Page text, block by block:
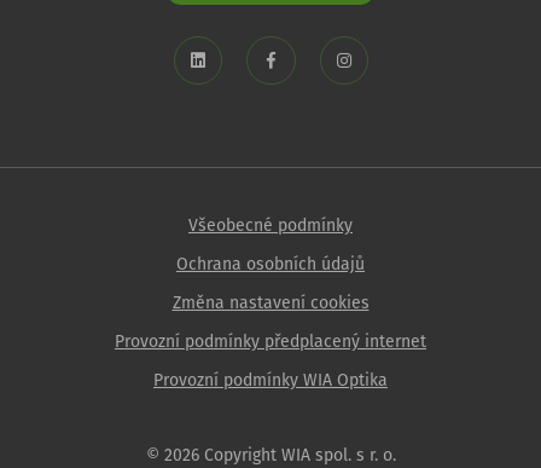
Všeobecné podmínky
Ochrana osobních údajů
Změna nastavení cookies
Provozní podmínky předplacený internet
Provozní podmínky WIA Optika
© 2026 Copyright WIA spol. s r. o.